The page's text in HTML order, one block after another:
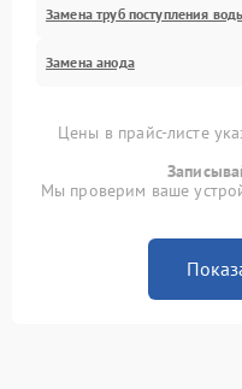
Замена труб поступления
Замена анода
Цены в прайс-листе
Мы проверим ваше